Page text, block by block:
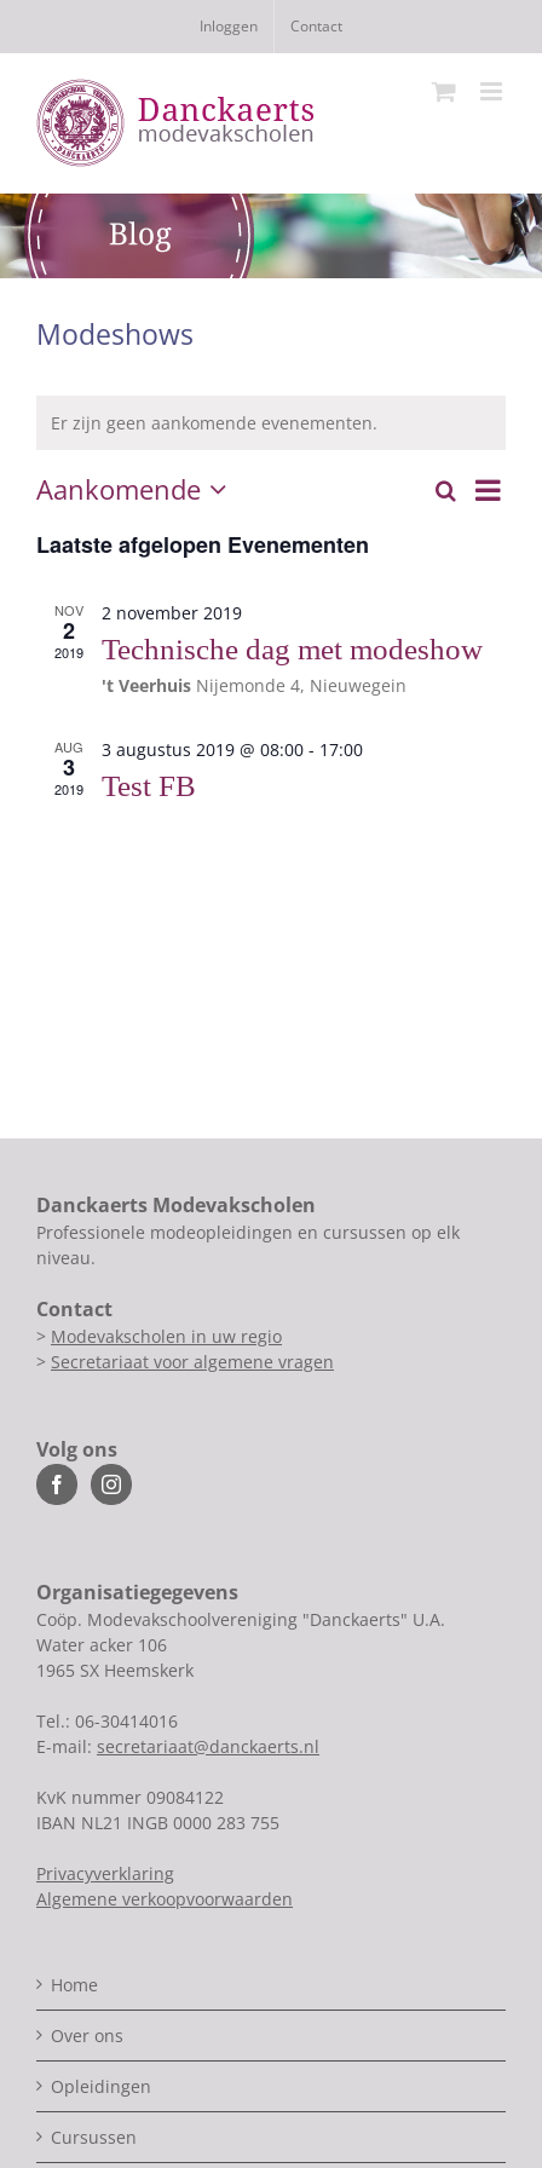
Inloggen Contact
Modeshows
Er zijn geen aankomende evenementen.
navigatie
Zoeken
Lijst
Aankomende
een
Laatste afgelopen Evenementen
NOV
2
2019
2 november 2019
Technische dag met modeshow
't Veerhuis Nijemonde 4, Nieuwegein
AUG
3
2019
3 augustus 2019 @ 08:00 - 17:00
Test FB
Danckaerts Modevakscholen
Professionele modeopleidingen en cursussen op elk
niveau.
Contact
> Modevakscholen in uw regio
> Secretariaat voor algemene vragen
Volg ons
Organisatiegegevens
Coöp. Modevakschoolvereniging "Danckaerts" U.A.
Water acker 106
1965 SX Heemskerk
Tel.: 06-30414016
E-mail: secretariaat@danckaerts.nl
KvK nummer 09084122
IBAN NL21 INGB 0000 283 755
Privacyverklaring
Algemene verkoopvoorwaarden
Home
Over ons
Opleidingen
Cursussen